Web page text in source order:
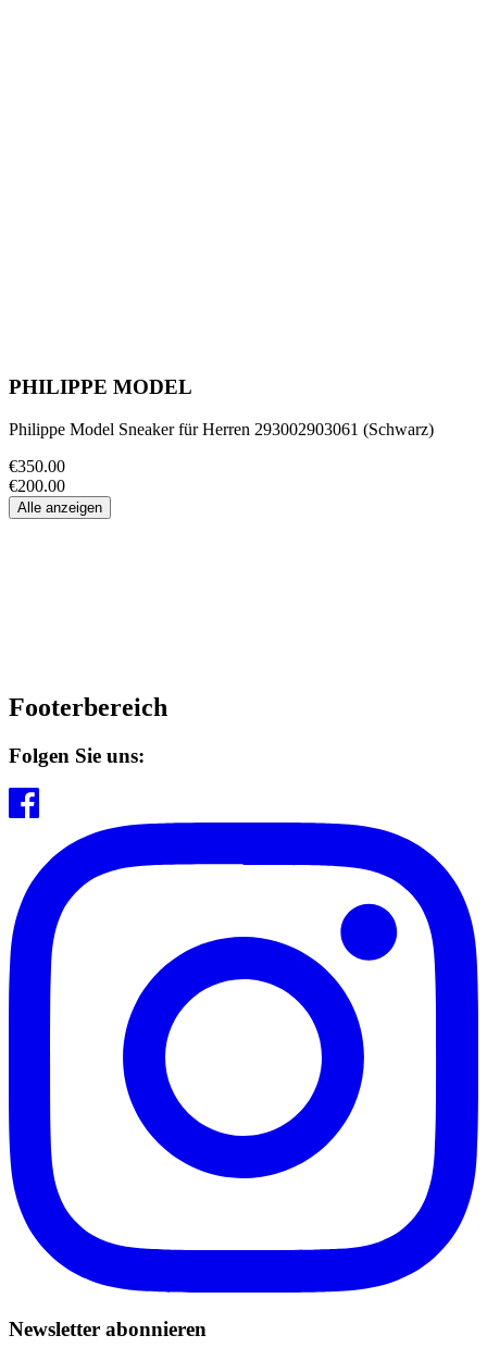
PHILIPPE MODEL
Philippe Model Sneaker für Herren 293002903061 (Schwarz)
€350.00
€200.00
Alle anzeigen
Footerbereich
Folgen Sie uns:
Newsletter abonnieren